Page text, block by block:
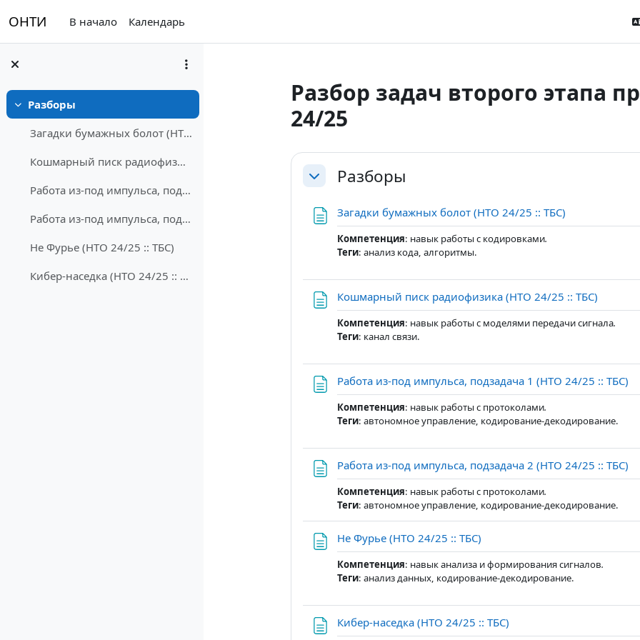
ОНТИ В начало Календарь
Свернуть
Разборы
Загадки бумажных болот (НТО 24/25 :: ТБС)
Кошмарный писк радиофизика (НТО 24/25 :: ТБС)
Работа из-под импульса, подзадача 1 (НТО 24/25 :: ТБС)
Работа из-под импульса, подзадача 2 (НТО 24/25 :: ТБС)
Не Фурье (НТО 24/25 :: ТБС)
Кибер-наседка (НТО 24/25 :: ТБС)
Разбор задач второго этапа
24/25
Section outline
СвернутьРазборы
Загадки бумажных болот (НТО 24/25 :: ТБС)Страница
Компетенция: навык работы с кодировками.
Теги: анализ кода, алгоритмы.
Кошмарный писк радиофизика (НТО 24/25 :: ТБС)Страница
Компетенция: навык работы с моделями передачи сигнала.
Теги: канал связи.
Работа из-под импульса, подзадача 1 (НТО 24/25 :: ТБС)
Компетенция: навык работы с протоколами.
Теги: автономное управление, кодирование-декодирование.
Работа из-под импульса, подзадача 2 (НТО 24/25 :: ТБС)
Компетенция: навык работы с протоколами.
Теги: автономное управление, кодирование-декодирование.
Не Фурье (НТО 24/25 :: ТБС)Страница
Компетенция: навык анализа и формирования сигналов.
Теги: анализ данных, кодирование-декодирование.
Кибер-наседка (НТО 24/25 :: ТБС)Страница